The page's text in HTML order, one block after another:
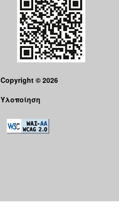
Copyright © 2026
Υλοποίηση